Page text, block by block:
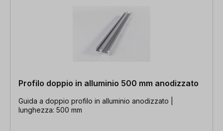
Profilo doppio in alluminio 500 mm anodizzato
Guida a doppio profilo in alluminio anodizzato |
lunghezza: 500 mm